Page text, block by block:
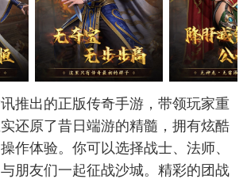
推出的正版传奇手游，带领玩家重
还原了昔日端游的精髓，拥有炫酷
作体验。你可以选择战士、法师、
朋友们一起征战沙城。精彩的团战